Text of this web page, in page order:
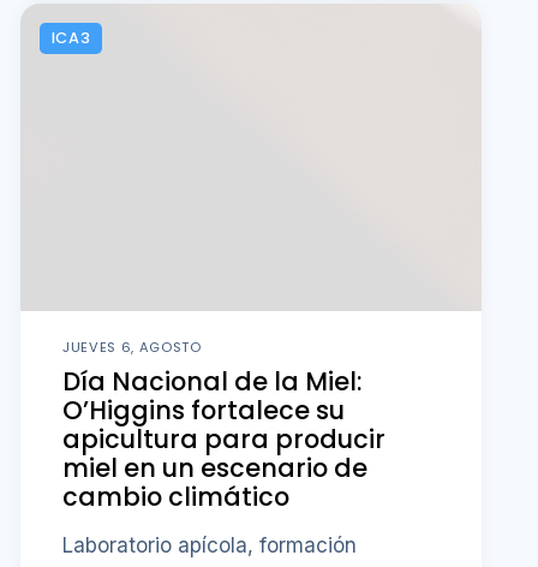
ICA3
JUEVES 6, AGOSTO
Día Nacional de la Miel:
O’Higgins fortalece su
apicultura para producir
miel en un escenario de
cambio climático
Laboratorio apícola, formación